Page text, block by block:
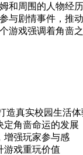
和周围的人物经
与剧情事件，推
游戏强调着角啬
造真实校园生活体
定角啬命运的发展
增强玩家参与感
游戏重玩价值